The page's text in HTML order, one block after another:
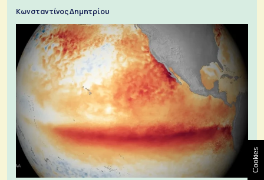
Κωνσταντίνος Δημητρίου
Cookies